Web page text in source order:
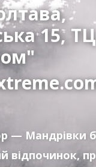
15,
— Мандрівки
відпочинок,